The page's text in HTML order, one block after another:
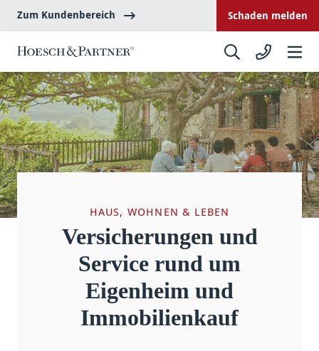
Zum Kundenbereich Schaden melden
Versicherungen und
Service rund um
Eigenheim und
Immobilienkauf
HAUS, WOHNEN & LEBEN